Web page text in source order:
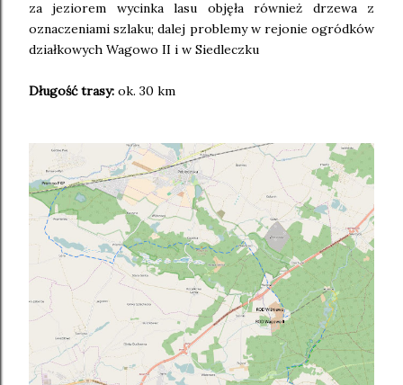
za jeziorem wycinka lasu objęła również drzewa z
oznaczeniami szlaku; dalej problemy w rejonie ogródków
działkowych Wagowo II i w Siedleczku
Długość trasy: ok. 30 km